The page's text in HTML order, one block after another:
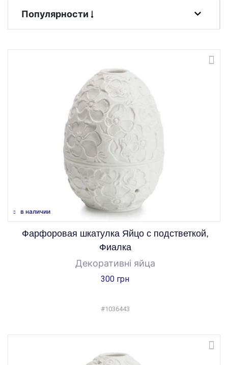
Популярности
в наличии
Фарфоровая шкатулка Яйцо с подстветкой,
Фиалка
Декоративні яйца
300 грн
#1036443